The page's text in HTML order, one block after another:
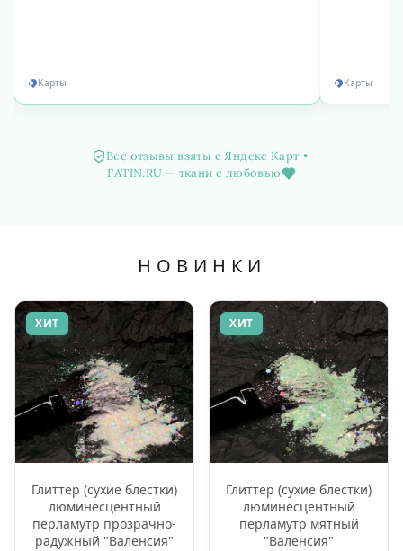
Карты Карты
Все отзывы взяты с Яндекс Карт •
FATIN.RU — ткани с любовью
НОВИНКИ
ХИТ
Глиттер (сухие блестки)
люминесцентный
перламутр прозрачно-
радужный "Валенсия"
ХИТ
Глиттер (сухие блестки)
люминесцентный
перламутр мятный
"Валенсия"